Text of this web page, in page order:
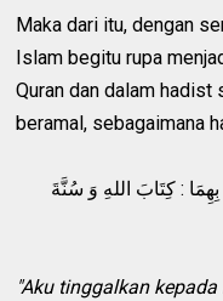
Maka dari itu, dengan
Islam begitu rupa
Quran dan dalam hadist
beramal, sebagaimana
: كِتَابَ اللهِ وَ سُنَّةَ
"Aku tinggalkan